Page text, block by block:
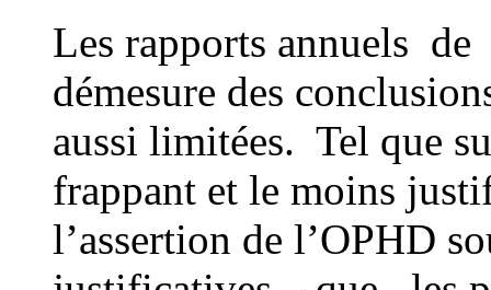
Les rapports annuels
démesure des
aussi limitées. Tel que
frappant et le moins
l’assertion de l’OPHD